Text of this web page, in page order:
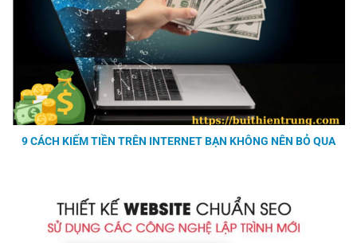
9 CÁCH KIẾM TIỀN TRÊN INTERNET BẠN KHÔNG NÊN BỎ QUA